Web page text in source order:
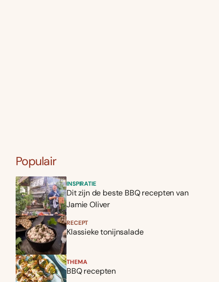
Populair
INSPIRATIE
Dit zijn de beste BBQ recepten van
Jamie Oliver
RECEPT
Klassieke tonijnsalade
THEMA
BBQ recepten